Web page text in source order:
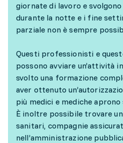
giornate di lavoro e
durante la notte e i fine
parziale non è sempre
Questi professionisti e
possono avviare un’attività
svolto una formazione
aver ottenuto
più medici e mediche
È inoltre possibile trovare
sanitari, compagnie
nell’amministrazione